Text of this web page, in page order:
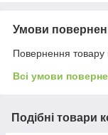
Умови
Повернення товару
Всі умови
Подібні товари